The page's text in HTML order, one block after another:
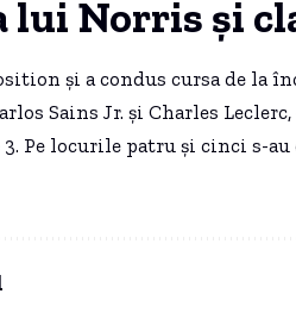
lui Norris și
și a condus cursa de la
Sains Jr. și Charles
3. Pe locurile patru și cinci s-